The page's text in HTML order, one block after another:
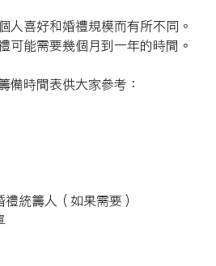
人喜好和婚禮規模而有所不同。
可能需要幾個月到一年的時間。
備時間表供大家參考：
統籌人（如果需要）